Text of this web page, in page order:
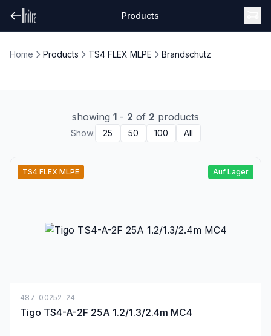
Products
Home Products TS4 FLEX MLPE Brandschutz
showing 1 - 2 of 2 products
Show: 25 50 100 All
TS4 FLEX MLPE Auf Lager
487-00252-24
Tigo TS4-A-2F 25A 1.2/1.3/2.4m MC4